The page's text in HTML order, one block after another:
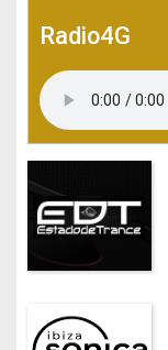
Radio4G